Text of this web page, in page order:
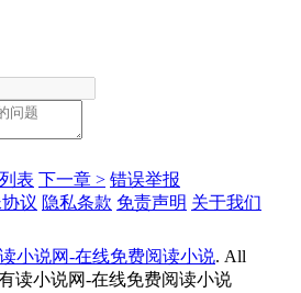
表 下一章 > 错误举报
议 隐私条款 免责声明 关于我们
读小说网-在线免费阅读小说. All
读小说网-在线免费阅读小说